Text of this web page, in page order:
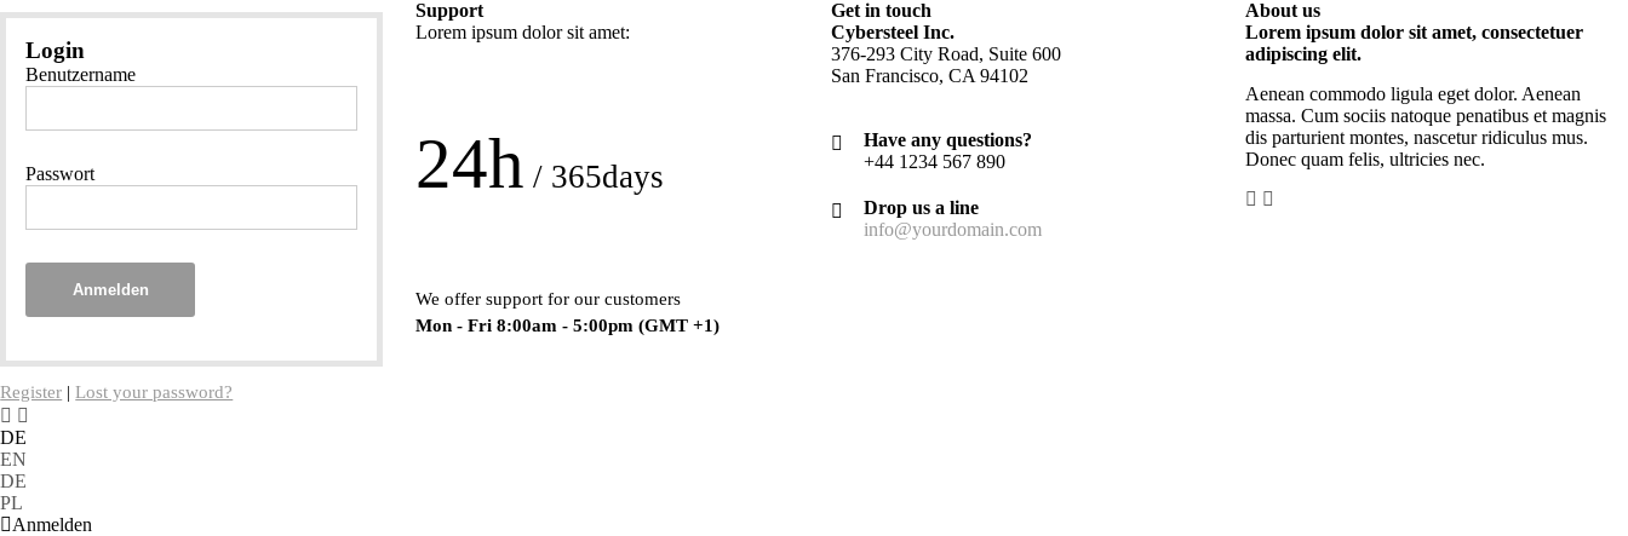
Login
Benutzername
Passwort
Anmelden
Register |Lost your password?
Support
Lorem ipsum dolor sit amet:
24h / 365days
We offer support for our customers
Mon - Fri 8:00am - 5:00pm (GMT +1)
Get in touch
Cybersteel Inc.
376-293 City Road, Suite 600
San Francisco, CA 94102
Have any questions?
+44 1234 567 890
Drop us a line
info@yourdomain.com
About us
Lorem ipsum dolor sit amet, consectetuer
adipiscing elit.
Aenean commodo ligula eget dolor. Aenean
massa. Cum sociis natoque penatibus et magnis
dis parturient montes, nascetur ridiculus mus.
Donec quam felis, ultricies nec.
DE
EN
DE
PL
Anmelden